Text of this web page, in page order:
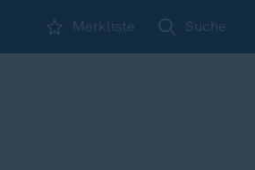
Merkliste Suche